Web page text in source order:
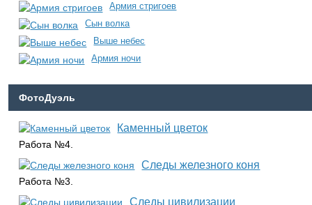
Армия стригоев
Сын волка
Выше небес
Армия ночи
ФотоДуэль
Каменный цветок
Работа №4.
Следы железного коня
Работа №3.
Следы цивилизации